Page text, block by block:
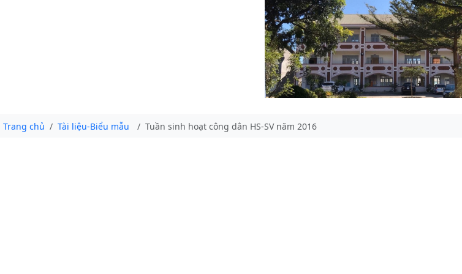
Trang chủ Tài liệu-Biểu mẫu Tuần sinh hoạt công dân HS-SV năm 2016